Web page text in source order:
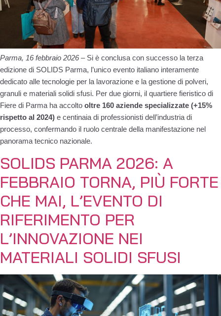
Parma, 16 febbraio 2026– Si è conclusa con successo la terza
edizione di SOLIDS Parma, l’unico evento italiano interamente
dedicato alle tecnologie per la lavorazione e la gestione di polveri,
granuli e materiali solidi sfusi. Per due giorni, il quartiere fieristico di
Fiere di Parma ha accolto oltre 160 aziende specializzate (+15%
rispetto al 2024) e centinaia di professionisti dell’industria di
processo, confermando il ruolo centrale della manifestazione nel
panorama tecnico nazionale.
SOLIDS PARMA 2026: A
FEBBRAIO TORNA, PIÙ FORTE
CHE MAI, L’EVENTO DI
RIFERIMENTO PER
L’INNOVAZIONE NEI
MATERIALI SOLIDI SFUSI